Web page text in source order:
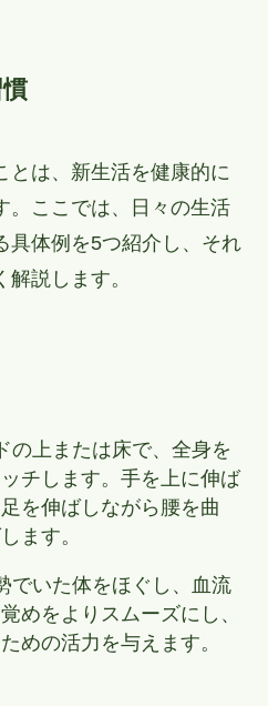
とは、新生活を健康的に
。ここでは、日々の生活
具体例を5つ紹介し、それ
説します。
の上または床で、全身を
チします。手を上に伸ば
を伸ばしながら腰を曲
ます。
でいた体をほぐし、血流
めをよりスムーズにし、
めの活力を与えます。